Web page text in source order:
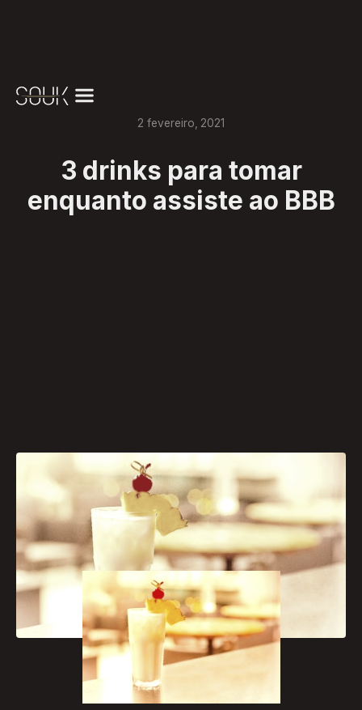
2 fevereiro 2021
3 drinks para tomar
enquanto assiste ao BBB
[caption id="attachment_668"
align="aligncenter" width="300"]